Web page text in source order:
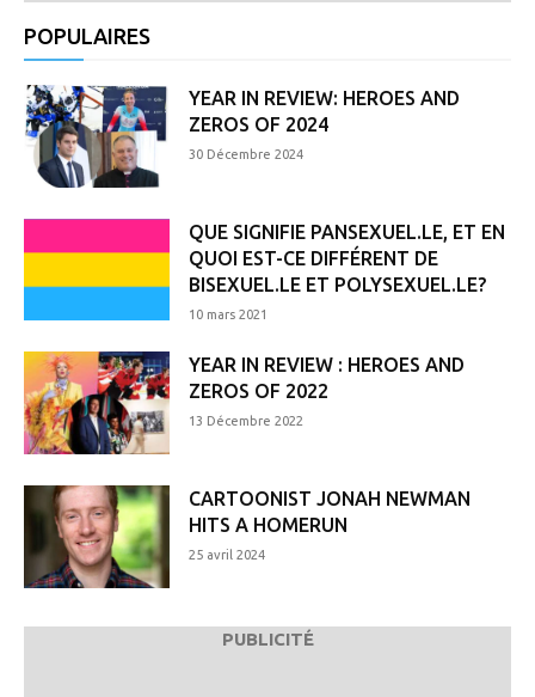
POPULAIRES
YEAR IN REVIEW: HEROES AND
ZEROS OF 2024
30 Décembre 2024
QUE SIGNIFIE PANSEXUEL.LE, ET EN
QUOI EST-CE DIFFÉRENT DE
BISEXUEL.LE ET POLYSEXUEL.LE?
10 mars 2021
YEAR IN REVIEW : HEROES AND
ZEROS OF 2022
13 Décembre 2022
CARTOONIST JONAH NEWMAN
HITS A HOMERUN
25 avril 2024
PUBLICITÉ